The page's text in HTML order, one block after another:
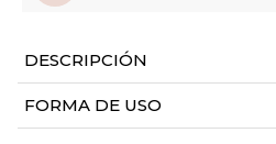
DESCRIPCIÓN
FORMA DE USO